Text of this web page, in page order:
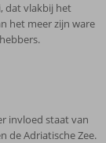
dat vlakbij het
het meer zijn ware
invloed staat van
de Adriatische Zee.